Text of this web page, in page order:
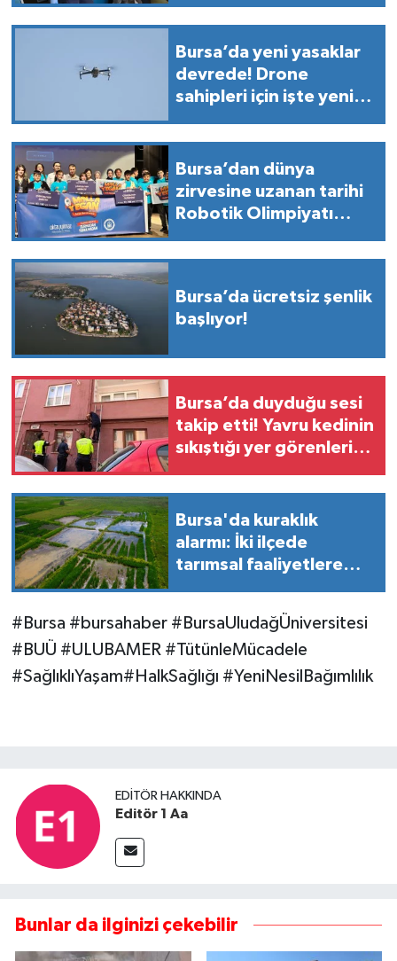
Bursa’da yeni yasaklar
devrede! Drone
sahipleri için işte yeni
bölgeler!
Bursa’dan dünya
zirvesine uzanan tarihi
Robotik Olimpiyatı
Bursa’da ücretsiz şenlik
başlıyor!
Bursa’da duyduğu sesi
takip etti! Yavru kedinin
sıkıştığı yer görenleri
Bursa'da kuraklık
alarmı: İki ilçede
tarımsal faaliyetlere
#Bursa #bursahaber #BursaUludağÜniversitesi
#BUÜ #ULUBAMER #TütünleMücadele
#SağlıklıYaşam#HalkSağlığı #YeniNesilBağımlılık
EDITÖR HAKKINDA
Editör 1 Aa
Bunlar da ilginizi çekebilir